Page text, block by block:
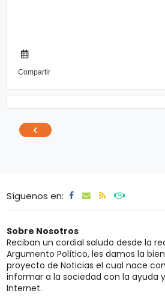
Compartir
‹
Síguenos en:
Sobre Nosotros
Reciban un cordial saludo desde la
Argumento Político, les damos la
proyecto de Noticias el cual nace
informar a la sociedad con la ayuda
Internet.